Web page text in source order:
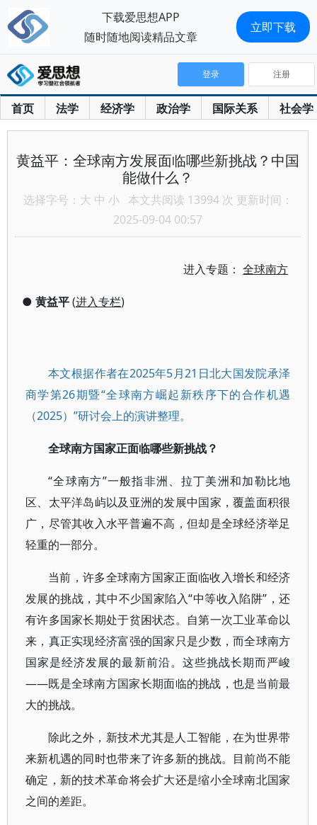
首页 法学 经济学 政治学 国际关系 社会学
登录 注册
黄益平：全球南方发展面临哪些新挑战？中国
能做什么？
选择字号： 大 中 小 本文共阅读 13994 次 更新时间：
2025-09-04 00:57
进入专题：全球南方
● 黄益平(进入专栏)
本文根据作者在2025年5月21日北大国发院承泽
商学第26期暨“全球南方崛起新秩序下的合作机遇
（2025）”研讨会上的演讲整理。
全球南方国家正面临哪些新挑战？
“全球南方”一般指非洲、拉丁美洲和加勒比地
区、太平洋岛屿以及亚洲的发展中国家，覆盖面积很
广，尽管其收入水平普遍不高，但却是全球经济举足
轻重的一部分。
当前，许多全球南方国家正面临收入增长和经济
发展的挑战，其中不少国家陷入“中等收入陷阱”，还
有许多国家长期处于贫困状态。自第一次工业革命以
来，真正实现经济富强的国家只是少数，而全球南方
国家是经济发展的最新前沿。这些挑战长期而严峻
——既是全球南方国家长期面临的挑战，也是当前最
大的挑战。
除此之外，新技术尤其是人工智能，在为世界带
来新机遇的同时也带来了许多新的挑战。目前尚不能
确定，新的技术革命将会扩大还是缩小全球南北国家
之间的差距。
下载爱思想APP
随时随地阅读精品文章
立即下载